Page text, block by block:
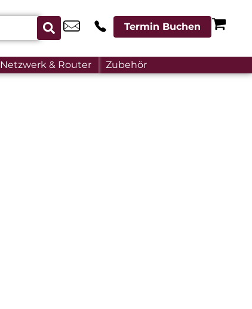
Termin Buchen
Netzwerk & Router Zubehör